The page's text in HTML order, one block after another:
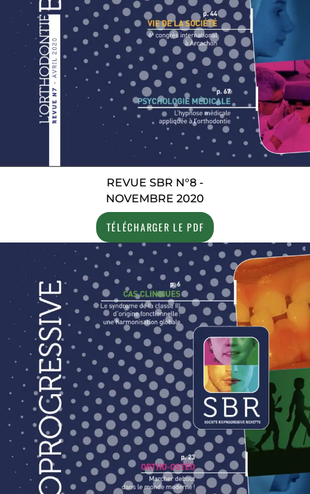
REVUE SBR N°8 -
NOVEMBRE 2020
TÉLÉCHARGER LE PDF